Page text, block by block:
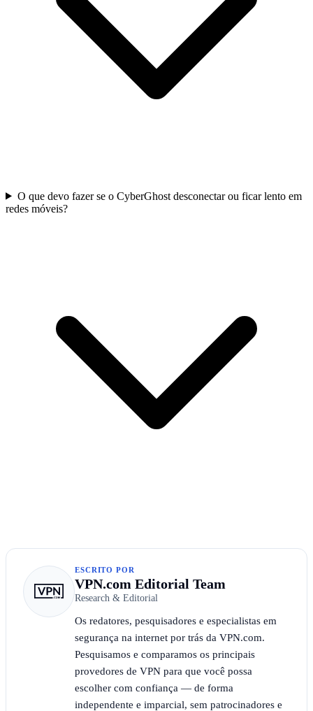
O que devo fazer se o CyberGhost desconectar ou ficar lento em
redes móveis?
ESCRITO POR
VPN.com Editorial Team
Research & Editorial
Os redatores, pesquisadores e especialistas em
segurança na internet por trás da VPN.com.
Pesquisamos e comparamos os principais
provedores de VPN para que você possa
escolher com confiança — de forma
independente e imparcial, sem patrocinadores e